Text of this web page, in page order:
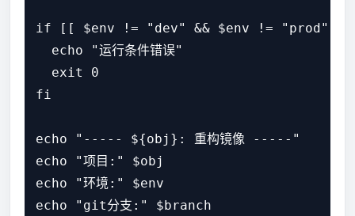
if [[ $env != "dev" && $env != "prod"
  echo "运行条件错误"
  exit 0
fi
echo "----- ${obj}: 重构镜像 -----"
echo "项目:" $obj
echo "环境:" $env
echo "git分支:" $branch